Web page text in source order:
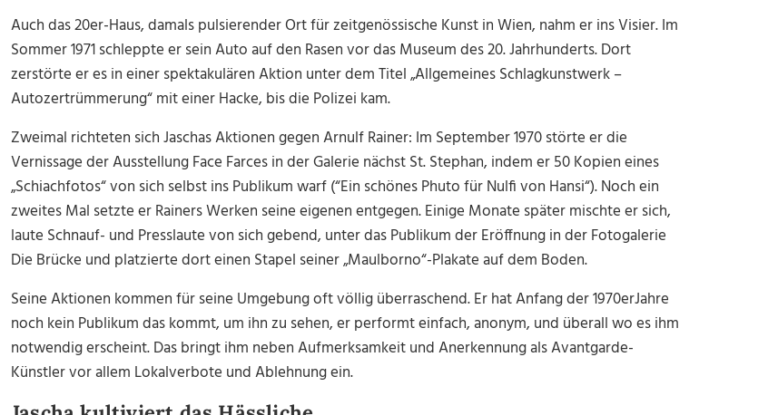
Auch das 20er-Haus, damals pulsierender Ort für zeitgenössische Kunst in Wien, nahm er ins Visier. Im
Sommer 1971 schleppte er sein Auto auf den Rasen vor das Museum des 20. Jahrhunderts. Dort
zerstörte er es in einer spektakulären Aktion unter dem Titel „Allgemeines Schlagkunstwerk –
Autozertrümmerung“ mit einer Hacke, bis die Polizei kam.
Zweimal richteten sich Jaschas Aktionen gegen Arnulf Rainer: Im September 1970 störte er die
Vernissage der Ausstellung Face Farces in der Galerie nächst St. Stephan, indem er 50 Kopien eines
„Schiachfotos“ von sich selbst ins Publikum warf (“Ein schönes Phuto für Nulfi von Hansi“). Noch ein
zweites Mal setzte er Rainers Werken seine eigenen entgegen. Einige Monate später mischte er sich,
laute Schnauf- und Presslaute von sich gebend, unter das Publikum der Eröffnung in der Fotogalerie
Die Brücke und platzierte dort einen Stapel seiner „Maulborno“-Plakate auf dem Boden.
Seine Aktionen kommen für seine Umgebung oft völlig überraschend. Er hat Anfang der 1970erJahre
noch kein Publikum das kommt, um ihn zu sehen, er performt einfach, anonym, und überall wo es ihm
notwendig erscheint. Das bringt ihm neben Aufmerksamkeit und Anerkennung als Avantgarde-
Künstler vor allem Lokalverbote und Ablehnung ein.